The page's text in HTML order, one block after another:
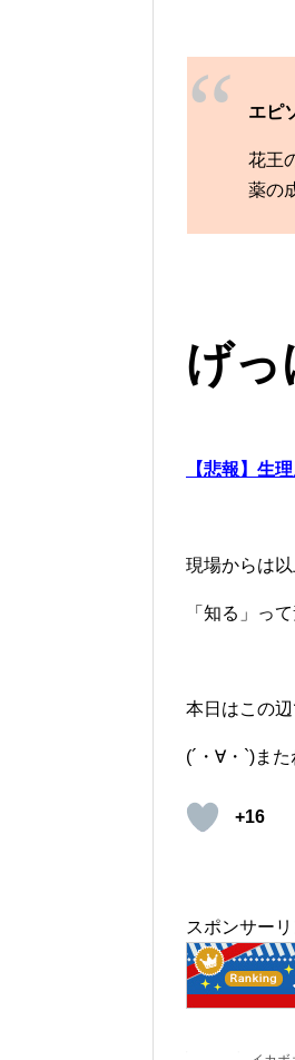
エピ
花王
薬の
げっ
【悲報】生
現場からは以
「知る」っ
本日はこの辺
(´・∀・`)また
+16
スポンサー